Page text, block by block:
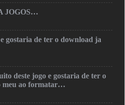
JOGOS…
gostaria de ter o download ja
deste jogo e gostaria de ter o
meu ao formatar…